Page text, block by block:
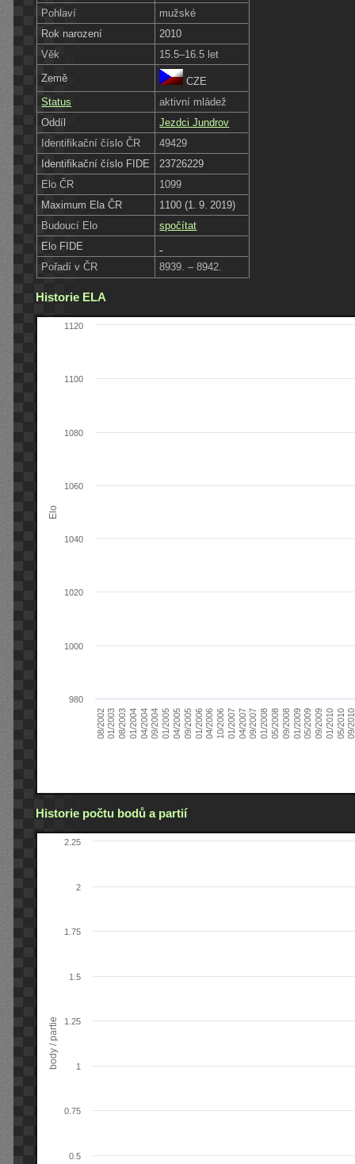
Pohlaví
mužské
Rok narození
2010
Věk
15.5–16.5 let
Země
CZE
Status
aktivní mládež
Oddíl
Jezdci Jundrov
Identifikační číslo ČR
49429
Identifikační číslo FIDE
23726229
Elo ČR
1099
Maximum Ela ČR
1100 (1. 9. 2019)
Budoucí Elo
spočítat
Elo FIDE
Pořadí v ČR
8939. – 8942.
Historie ELA
Elo
08/200201/200308/200301/200404/200409/200401/200504/200509/200501/200604/200610/200601/200704/200709/200701/200805/200809/200801/200905/200909/200901/201005/201009/
980
1000
1020
1040
1060
1080
1100
1120
Historie počtu bodů a partií
body / partie
0.5
0.75
1
1.25
1.5
1.75
2
2.25